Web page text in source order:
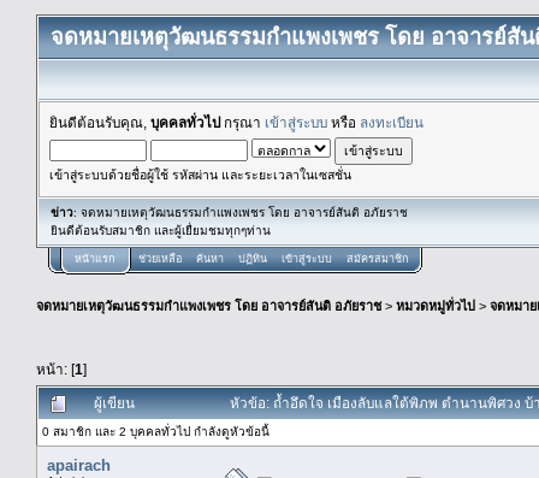
จดหมายเหตุวัฒนธรรมกำแพงเพชร โดย อาจารย์สั
ยินดีต้อนรับคุณ, บุคคลทั่วไปกรุณา เข้าสู่ระบบ หรือ ลงทะเบียน
เข้าสู่ระบบด้วยชื่อผู้ใช้ รหัสผ่าน และระยะเวลาในเซสชั่น
ข่าว: จดหมายเหตุวัฒนธรรมกำแพงเพชร โดย อาจารย์สันติ อภัยราช
ยินดีต้อนรับสมาชิก และผู้เยื่ยมชมทุกๆท่าน
หน้าแรก ช่วยเหลือ ค้นหา ปฏิทิน เข้าสู่ระบบ สมัครสมาชิก
จดหมายเหตุวัฒนธรรมกำแพงเพชร โดย อาจารย์สันติ อภัยราช> หมวดหมู่ทั่วไป > จดหมา
หน้า: [1]
ผู้เขียน หัวข้อ: ถ้ำอึดใจ เมืองลับแลใต้พิภพ ตำนานพิศวง บ้
0 สมาชิก และ 2 บุคคลทั่วไป กำลังดูหัวข้อนี้
apairach